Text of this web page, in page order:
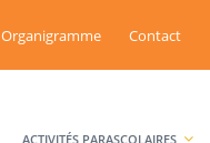
Organigramme Contact
ACTIVITÉS PARASCOLAIRES